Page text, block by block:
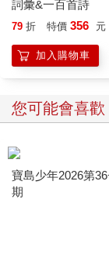
詞彙&一百首詩
79 折 特價 356 元
加入購物車
您可能會喜歡